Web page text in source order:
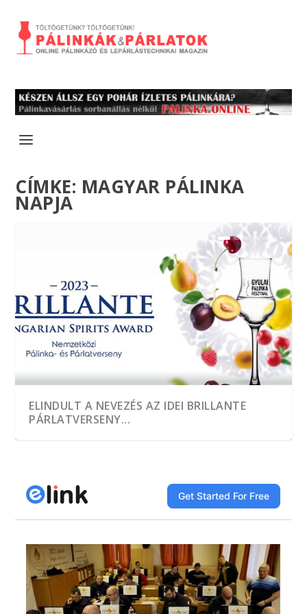
CÍMKE: MAGYAR PÁLINKA
NAPJA
ELINDULT A NEVEZÉS AZ IDEI BRILLANTE
PÁRLATVERSENY...